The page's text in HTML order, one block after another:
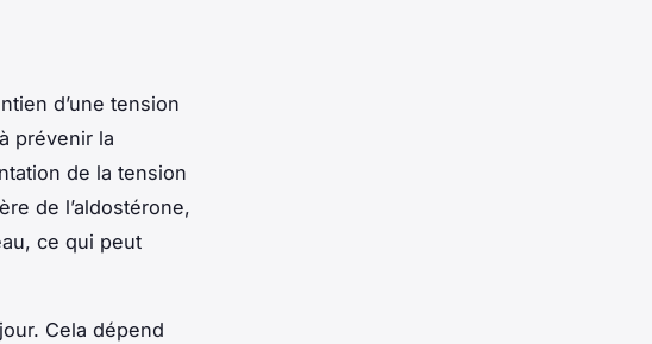
d’une tension
prévenir la
de la tension
de l’aldostérone,
ce qui peut
Cela dépend